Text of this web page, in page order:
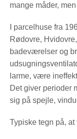
mange måder,
I parcelhuse fra
Rødovre,
badeværelser og
larme, være
Det giver perioder
sig på spejle,
Typiske tegn på,